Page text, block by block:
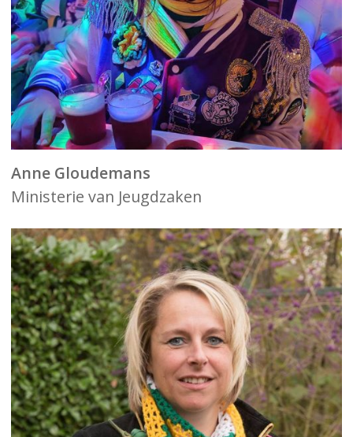
Anne Gloudemans
Ministerie van Jeugdzaken